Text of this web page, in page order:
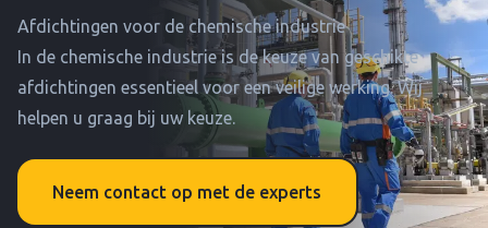
Afdichtingen voor de chemische industrie
In de chemische industrie is de keuze van geschikte
afdichtingen essentieel voor een veilige werking. Wij
helpen u graag bij uw keuze.
Neem contact op met de experts